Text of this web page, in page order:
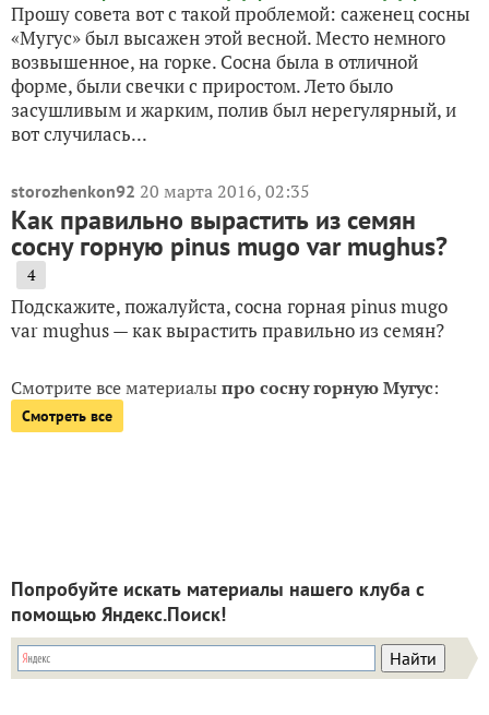
Прошу совета вот с такой проблемой: саженец сосны
«Мугус» был высажен этой весной. Место немного
возвышенное, на горке. Сосна была в отличной
форме, были свечки с приростом. Лето было
засушливым и жарким, полив был нерегулярный, и
вот случилась...
storozhenkon92 20 марта 2016, 02:35
Как правильно вырастить из семян
сосну горную pinus mugo var mughus?
4
Подскажите, пожалуйста, сосна горная pinus mugo
var mughus — как вырастить правильно из семян?
Смотрите все материалыпро сосну горную Мугус:
Смотреть все
Попробуйте искать материалы нашего клуба с
помощью Яндекс.Поиск!